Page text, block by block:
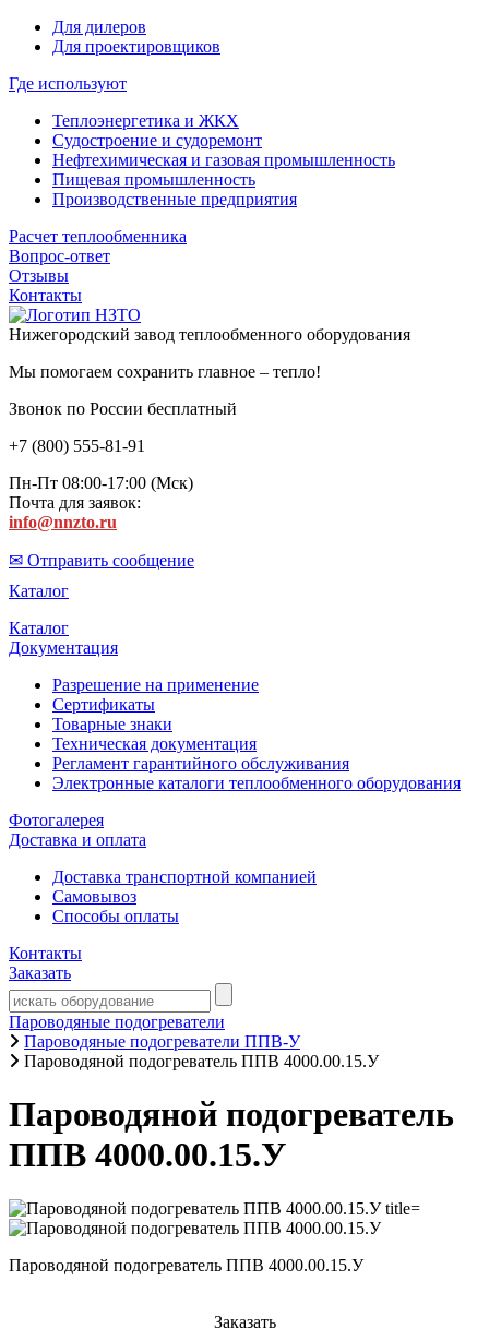
Для дилеров
Для проектировщиков
Где используют
Теплоэнергетика и ЖКХ
Судостроение и судоремонт
Нефтехимическая и газовая промышленность
Пищевая промышленность
Производственные предприятия
Расчет теплообменника
Вопрос-ответ
Отзывы
Контакты
Нижегородский завод теплообменного оборудования
Мы помогаем сохранить главное – тепло!
Звонок по России бесплатный
+7 (800) 555-81-91
Пн-Пт 08:00-17:00 (Мск)
Почта для заявок:
info@nnzto.ru
✉ Отправить сообщение
Каталог
Каталог
Документация
Разрешение на применение
Сертификаты
Товарные знаки
Техническая документация
Регламент гарантийного обслуживания
Электронные каталоги теплообменного оборудования
Фотогалерея
Доставка и оплата
Доставка транспортной компанией
Самовывоз
Способы оплаты
Контакты
Заказать
Пароводяные подогреватели
Пароводяные подогреватели ППВ-У
Пароводяной подогреватель ППВ 4000.00.15.У
Пароводяной подогреватель
ППВ 4000.00.15.У
Пароводяной подогреватель ППВ 4000.00.15.У
Заказать